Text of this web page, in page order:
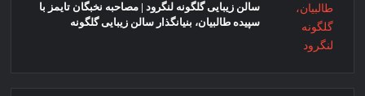
سالن زیبایی گلگونه لنگرود | مصاحبه نخبگان تایمز با
سپیده طالبیان، بنیانگذار سالن زیبایی گلگونه